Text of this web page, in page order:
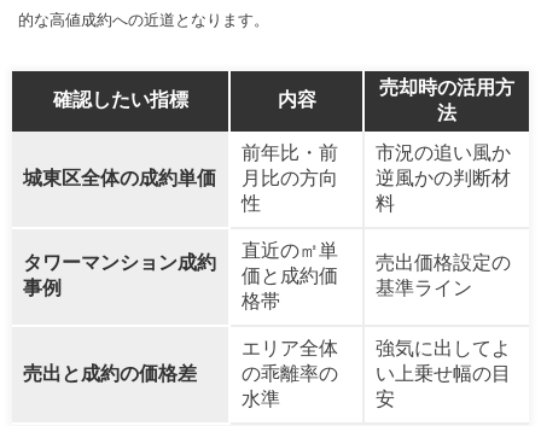
的な高値成約への近道となります。
確認したい指標 内容
売却時の活用方
法
城東区全体の成約単価
前年比・前
月比の方向
性
市況の追い風か
逆風かの判断材
料
タワーマンション成約
事例
直近の㎡単
価と成約価
格帯
売出価格設定の
基準ライン
売出と成約の価格差
エリア全体
の乖離率の
水準
強気に出してよ
い上乗せ幅の目
安